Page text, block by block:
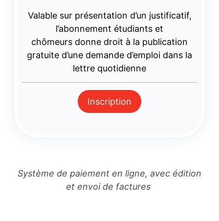
Valable sur présentation d’un justificatif,
l’abonnement étudiants et
chômeurs donne droit à la publication
gratuite d’une demande d’emploi dans la
lettre quotidienne
Inscription
Système de paiement en ligne, avec édition
et envoi de factures